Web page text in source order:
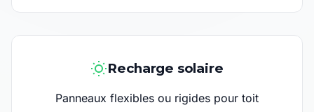
Recharge solaire
Panneaux flexibles ou rigides pour toit